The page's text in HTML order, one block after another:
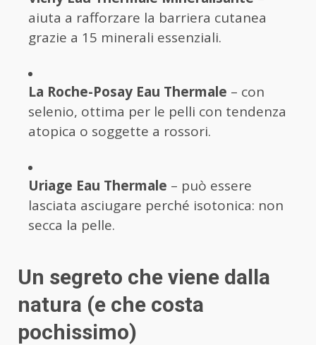
aiuta a rafforzare la barriera cutanea
grazie a 15 minerali essenziali.
La Roche-Posay Eau Thermale – con
selenio, ottima per le pelli con tendenza
atopica o soggette a rossori.
Uriage Eau Thermale – può essere
lasciata asciugare perché isotonica: non
secca la pelle.
Un segreto che viene dalla
natura (e che costa
pochissimo)